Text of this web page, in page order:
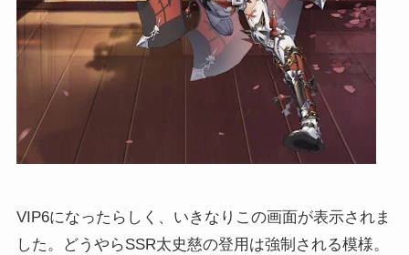
VIP6になったらしく、いきなりこの画面が表示されま
した。どうやらSSR太史慈の登用は強制される模様。